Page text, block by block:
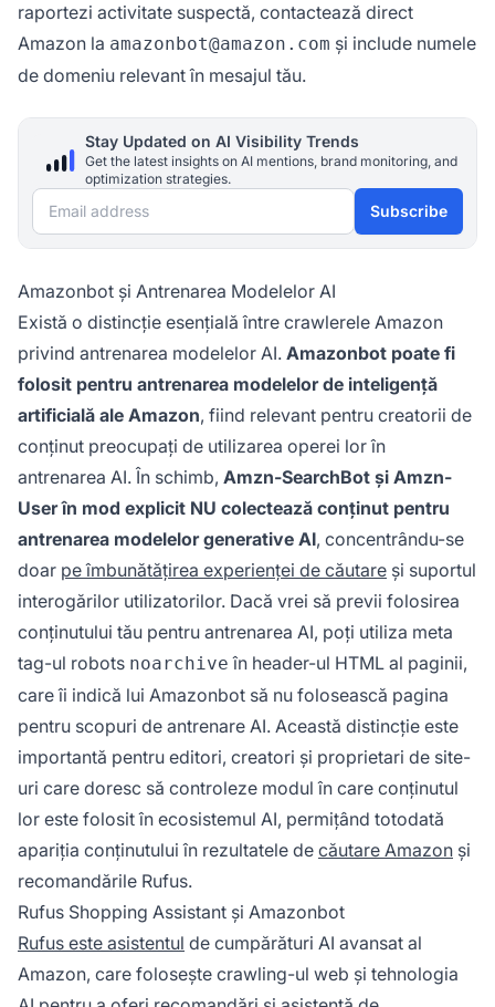
raportezi activitate suspectă, contactează direct
Amazon la amazonbot@amazon.com și include numele
de domeniu relevant în mesajul tău.
Stay Updated on AI Visibility Trends
Get the latest insights on AI mentions, brand monitoring, and
optimization strategies.
Email address Subscribe
Amazonbot și Antrenarea Modelelor AI
Există o distincție esențială între crawlerele Amazon
privind antrenarea modelelor AI. Amazonbot poate fi
folosit pentru antrenarea modelelor de inteligență
artificială ale Amazon, fiind relevant pentru creatorii de
conținut preocupați de utilizarea operei lor în
antrenarea AI. În schimb, Amzn-SearchBot și Amzn-
User în mod explicit NU colectează conținut pentru
antrenarea modelelor generative AI, concentrându-se
doar pe îmbunătățirea experienței de căutare și suportul
interogărilor utilizatorilor. Dacă vrei să previi folosirea
conținutului tău pentru antrenarea AI, poți utiliza meta
tag-ul robots noarchive în header-ul HTML al paginii,
care îi indică lui Amazonbot să nu folosească pagina
pentru scopuri de antrenare AI. Această distincție este
importantă pentru editori, creatori și proprietari de site-
uri care doresc să controleze modul în care conținutul
lor este folosit în ecosistemul AI, permițând totodată
apariția conținutului în rezultatele de căutare Amazon și
recomandările Rufus.
Rufus Shopping Assistant și Amazonbot
Rufus este asistentul de cumpărături AI avansat al
Amazon, care folosește crawling-ul web și tehnologia